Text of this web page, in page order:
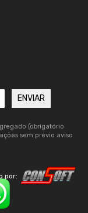
(obrigatório
sem prévio aviso
por: